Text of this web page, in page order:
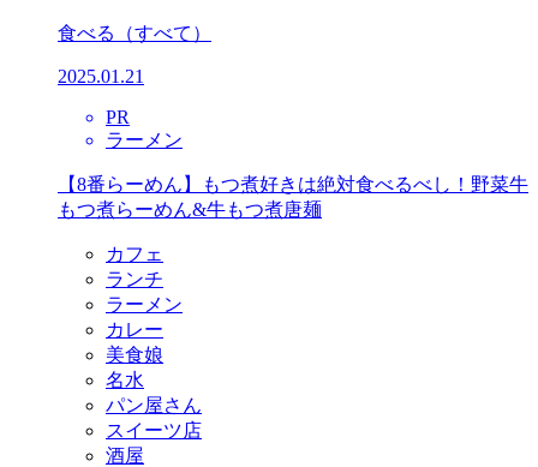
食べる （すべて）
2025.01.21
PR
ラーメン
【8番らーめん】もつ煮好きは絶対食べるべし！野菜牛
もつ煮らーめん&牛もつ煮唐麺
カフェ
ランチ
ラーメン
カレー
美食娘
名水
パン屋さん
スイーツ店
酒屋